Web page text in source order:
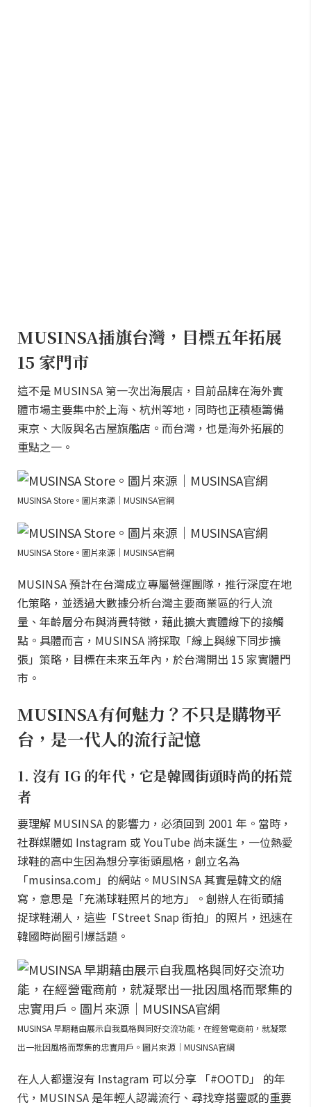
MUSINSA插旗台灣，目標五年拓展
15 家門市
這不是 MUSINSA 第一次出海展店，目前品牌在海外實
體市場主要集中於上海、杭州等地，同時也正積極籌備
東京、大阪與名古屋旗艦店。而台灣，也是海外拓展的
重點之一。
MUSINSA Store。圖片來源｜MUSINSA官網
MUSINSA Store。圖片來源｜MUSINSA官網
MUSINSA 預計在台灣成立專屬營運團隊，推行深度在地
化策略，並透過大數據分析台灣主要商業區的行人流
量、年齡層分布與消費特徵，藉此擴大實體線下的接觸
點。具體而言，MUSINSA 將採取「線上與線下同步擴
張」策略，目標在未來五年內，於台灣開出 15 家實體門
市。
MUSINSA有何魅力？不只是購物平
台，是一代人的流行記憶
1. 沒有 IG 的年代，它是韓國街頭時尚的拓荒
者
要理解 MUSINSA 的影響力，必須回到 2001 年。當時，
社群媒體如 Instagram 或 YouTube 尚未誕生，一位熱愛
球鞋的高中生因為想分享街頭風格，創立名為
「musinsa.com」的網站。MUSINSA 其實是韓文的縮
寫，意思是「充滿球鞋照片的地方」。創辦人在街頭捕
捉球鞋潮人，這些「Street Snap 街拍」的照片，迅速在
韓國時尚圈引爆話題。
MUSINSA 早期藉由展示自我風格與同好交流功能，在經營電商前，就凝聚
出一批因風格而聚集的忠實用戶。圖片來源｜MUSINSA官網
在人人都還沒有 Instagram 可以分享 「#OOTD」 的年
代，MUSINSA 是年輕人認識流行、尋找穿搭靈感的重要